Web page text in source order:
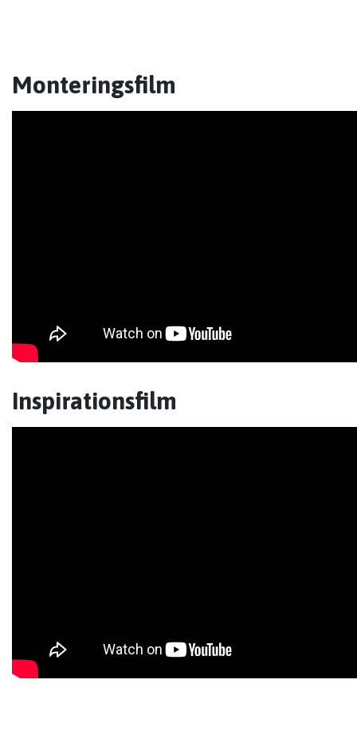
Monteringsfilm
Inspirationsfilm